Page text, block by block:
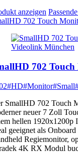
anzeigen
702 Touch
702
#HD#Monitor#Small
SmallHD 702 Touch
neuer 7 Zoll
hellen
geeignet als
Regiemonitor,
4K RX Modul